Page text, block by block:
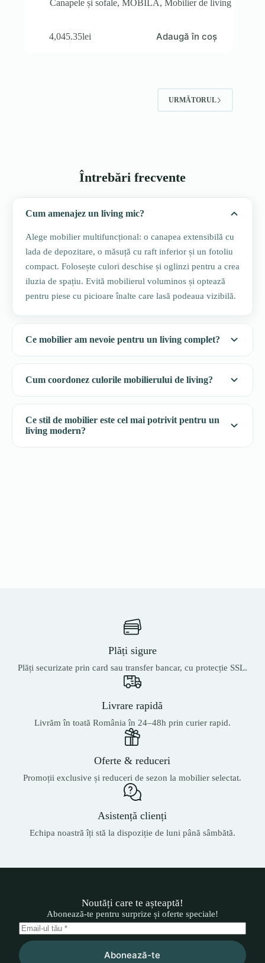
Canapele și sofale, MOBILA, Mobilier de living
4,045.35lei Adaugă în coș
URMĂTORUL
Întrebări frecvente
Cum amenajez un living mic?
Alege mobilier multifuncțional: o canapea extensibilă cu
lada de depozitare, o măsuță cu raft inferior și un fotoliu
compact. Folosește culori deschise și oglinzi pentru a crea
iluzia de spațiu. Evită mobilierul voluminos și optează
pentru piese cu picioare înalte care lasă podeaua vizibilă.
Ce mobilier am nevoie pentru un living complet?
Cum coordonez culorile mobilierului de living?
Ce stil de mobilier este cel mai potrivit pentru un
living modern?
Plăți sigure
Plăți securizate prin card sau transfer bancar, cu protecție SSL.
Livrare rapidă
Livrăm în toată România în 24–48h prin curier rapid.
Oferte & reduceri
Promoții exclusive și reduceri de sezon la mobilier selectat.
Asistență clienți
Echipa noastră îți stă la dispoziție de luni până sâmbătă.
Noutăți care te așteaptă!
Abonează-te pentru surprize și oferte speciale!
Abonează-te